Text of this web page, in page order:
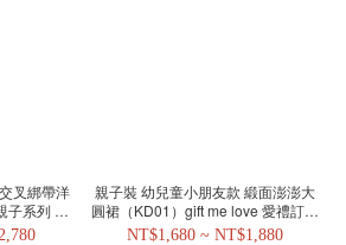
叉綁帶洋
子系列 母
親子裝 幼兒童小朋友款 緞面澎澎大
圓裙（KD01）gift me love 愛禮訂製
母女裝/花童系列
NT$1,680 ~ NT$1,880